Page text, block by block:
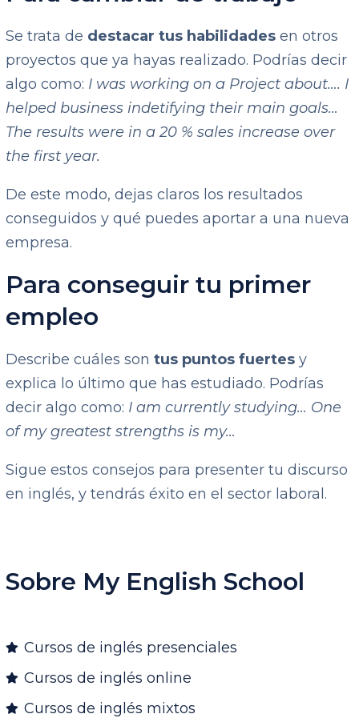
Se trata de destacar tus habilidadesen otros
proyectos que ya hayas realizado. Podrías decir
algo como: I was working on a Project about…. I
helped business indetifying their main goals…
The results were in a 20 % sales increase over
the first year.
De este modo, dejas claros los resultados
conseguidos y qué puedes aportar a una nueva
empresa.
Para conseguir tu primer
empleo
Describe cuáles son tus puntos fuertesy
explica lo último que has estudiado. Podrías
decir algo como: I am currently studying… One
of my greatest strengths is my…
Sigue estos consejos para presenter tu discurso
en inglés, y tendrás éxito en el sector laboral.
Sobre My English School
Cursos de inglés presenciales
Cursos de inglés online
Cursos de inglés mixtos